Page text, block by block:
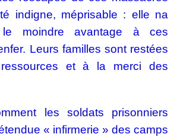
indigne, méprisable : elle na
moindre avantage à ces
Leurs familles sont restées
et à la merci des
les soldats prisonniers
« infirmerie » des camps